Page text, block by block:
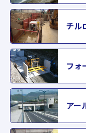
チル
フォ
アー